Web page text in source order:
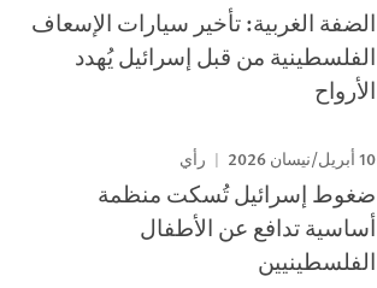
الضفة الغربية: تأخير سيارات الإسعاف
الفلسطينية من قبل إسرائيل يُهدد
الأرواح
10 أبريل/نيسان 2026 رأي
ضغوط إسرائيل تُسكت منظمة
أساسية تدافع عن الأطفال
الفلسطينيين